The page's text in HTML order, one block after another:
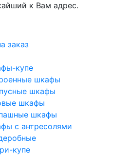
к Вам адрес.
заказ
купе
шкафы
шкафы
шкафы
шкафы
с антресолями
купе